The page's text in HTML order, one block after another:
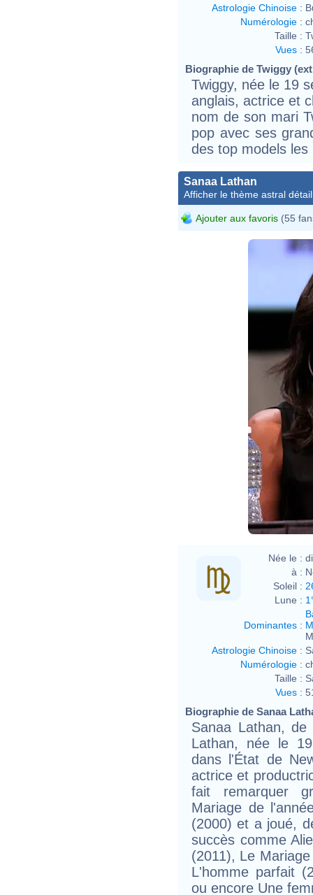
Astrologie Chinoise :
Numérologie :
Taille :
Vues :
Biographie de Twiggy
Twiggy, née le 19
anglais, actrice et
nom de son mari
pop avec ses
des top models
Sanaa Lathan
Afficher le thème astral
Ajouter aux favoris (55
Née le :
à :
Soleil :
Lune :
Dominantes :
Astrologie Chinoise :
Numérologie :
Taille :
Vues :
Biographie de Sanaa
Sanaa Lathan,
Lathan, née le
dans l'État de
actrice et
fait remarquer
Mariage de
(2000) et a joué,
succès comme
(2011), Le
L'homme parfait
ou encore Une